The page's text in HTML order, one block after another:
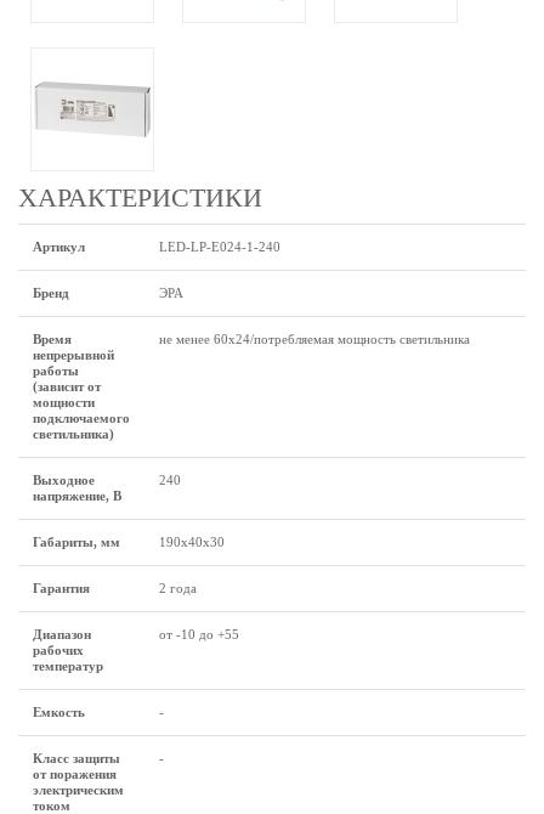
ХАРАКТЕРИСТИКИ
Артикул LED-LP-E024-1-240
Бренд ЭРА
Время
непрерывной
работы
(зависит от
мощности
подключаемого
светильника)
не менее 60х24/потребляемая мощность светильника
Выходное
напряжение, В
240
Габариты, мм 190х40х30
Гарантия 2 года
Диапазон
рабочих
температур
от -10 до +55
Емкость -
Класс защиты
от поражения
электрическим
током
-